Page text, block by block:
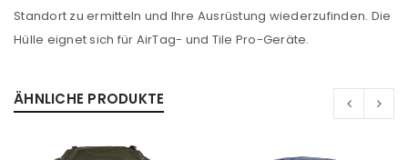
Standort zu ermitteln und Ihre Ausrüstung wiederzufinden. Die
Hülle eignet sich für AirTag- und Tile Pro-Geräte.
ÄHNLICHE PRODUKTE